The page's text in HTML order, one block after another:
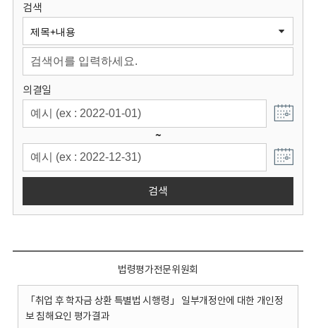
원
회
검색
의결일
~
검색
법령평가전문위원회
「취업 후 학자금 상환 특별법 시행령」 일부개정안에 대한 개인정
보 침해요인 평가결과